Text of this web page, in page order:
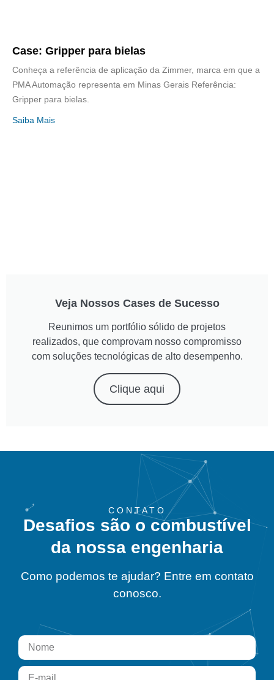
Case: Gripper para bielas
Conheça a referência de aplicação da Zimmer, marca em que a
PMA Automação representa em Minas Gerais Referência:
Gripper para bielas.
Saiba Mais
Veja Nossos Cases de Sucesso
Reunimos um portfólio sólido de projetos
realizados, que comprovam nosso compromisso
com soluções tecnológicas de alto desempenho.
Clique aqui
CONTATO
Desafios são o combustível
da nossa engenharia
Como podemos te ajudar? Entre em contato
conosco.